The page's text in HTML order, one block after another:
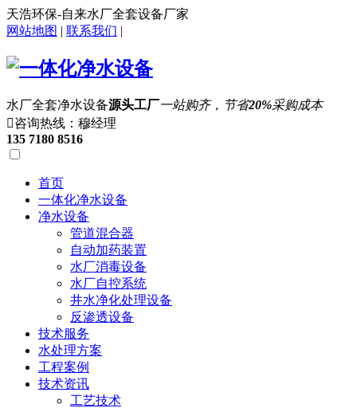
天浩环保-自来水厂全套设备厂家
网站地图 | 联系我们 |
水厂全套净水设备源头工厂一站购齐，节省20%采购成本
咨询热线：穆经理
135 7180 8516
首页
一体化净水设备
净水设备
管道混合器
自动加药装置
水厂消毒设备
水厂自控系统
井水净化处理设备
反渗透设备
技术服务
水处理方案
工程案例
技术资讯
工艺技术